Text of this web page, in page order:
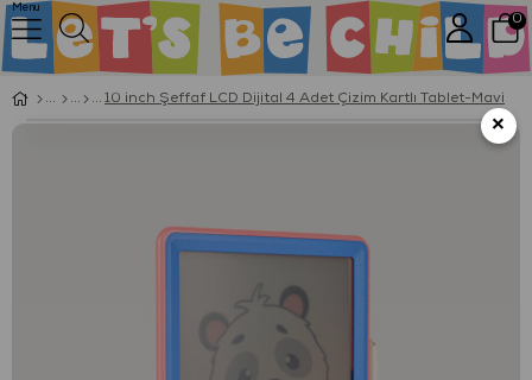
Menu
0
10 inch Şeffaf LCD Dijital 4 Adet Çizim Kartlı Tablet-Mavi
×